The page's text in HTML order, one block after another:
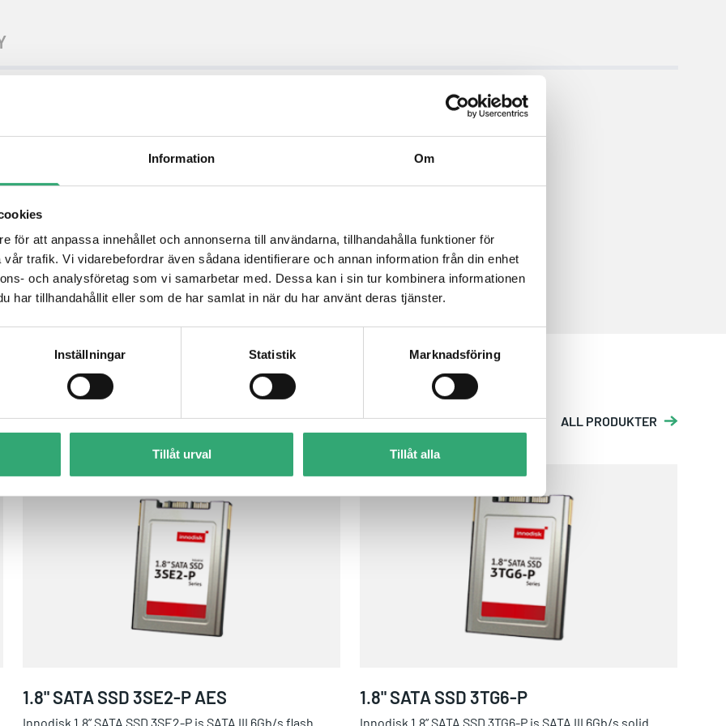
Information Om
för att anpassa innehållet och annonserna till användarna, tillhandahålla funktioner för
trafik. Vi vidarebefordrar även sådana identifierare och annan information från din enhet
och analysföretag som vi samarbetar med. Dessa kan i sin tur kombinera informationen
har tillhandahållit eller som de har samlat in när du har använt deras tjänster.
Inställningar Statistik Marknadsföring
Tillåt urval Tillåt alla
ALL PRODUKTER
1.8" SATA SSD 3SE2-P AES
Innodisk 1.8” SATA SSD 3SE2-P is SATA III 6Gb/s flash
1.8" SATA SSD 3TG6-P
Innodisk 1.8” SATA SSD 3TG6-P is SATA III 6Gb/s solid